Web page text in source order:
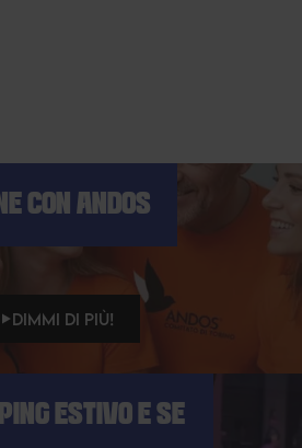
CON ANDOS
DIMMI DI PIÙ!
ESTIVO E SE